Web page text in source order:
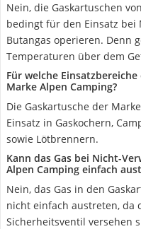
Nein, die Gaskartuschen
bedingt für den Einsatz
Butangas operieren. Denn
Temperaturen über dem
Für welche
Marke Alpen Camping?
Die Gaskartusche der
Einsatz in Gaskochern,
sowie Lötbrennern.
Kann das Gas bei Nicht-
Alpen Camping einfach
Nein, das Gas in den
nicht einfach austreten, da
Sicherheitsventil versehen